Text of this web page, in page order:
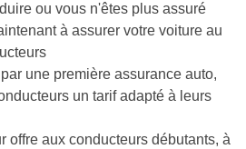
ou vous n'êtes plus assuré
à assurer votre voiture au
une première assurance auto,
un tarif adapté à leurs
offre aux conducteurs débutants, à